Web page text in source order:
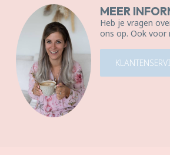
MEER
Heb je vragen
ons op. Ook voor